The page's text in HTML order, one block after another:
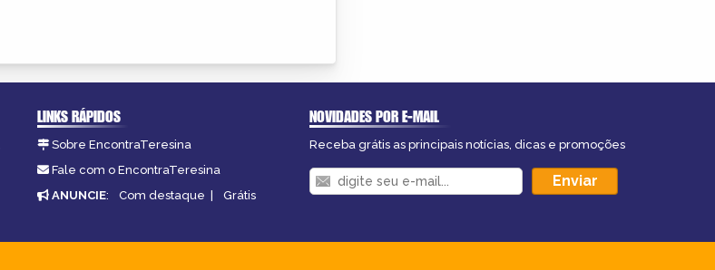
LINKS RÁPIDOS
Sobre EncontraTeresina
Fale com o EncontraTeresina
ANUNCIE: Com destaque | Grátis
NOVIDADES POR E-MAIL
Receba grátis as principais notícias, dicas e promoções